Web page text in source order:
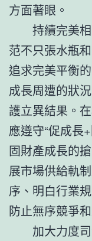
方面著眼。
持續完美
范不只張水瓶
追求完美平衡
成長周遭的狀
護立異結果。
應遵守“促成長
固財產成長的
展市場供給軌
序、明白行業
防止無序競爭
加大力度